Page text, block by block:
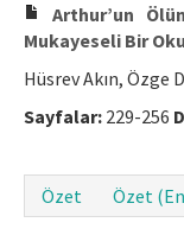
Arthur’un
Mukayeseli Bir
Hüsrev Akın, Özge
Sayfalar: 229-256
Özet
Özet